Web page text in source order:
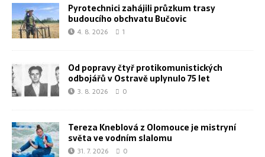
Pyrotechnici zahájili průzkum trasy
budoucího obchvatu Bučovic
4. 8. 2026 1
Od popravy čtyř protikomunistických
odbojářů v Ostravě uplynulo 75 let
3. 8. 2026 0
Tereza Kneblová z Olomouce je mistryní
světa ve vodním slalomu
31. 7. 2026 0